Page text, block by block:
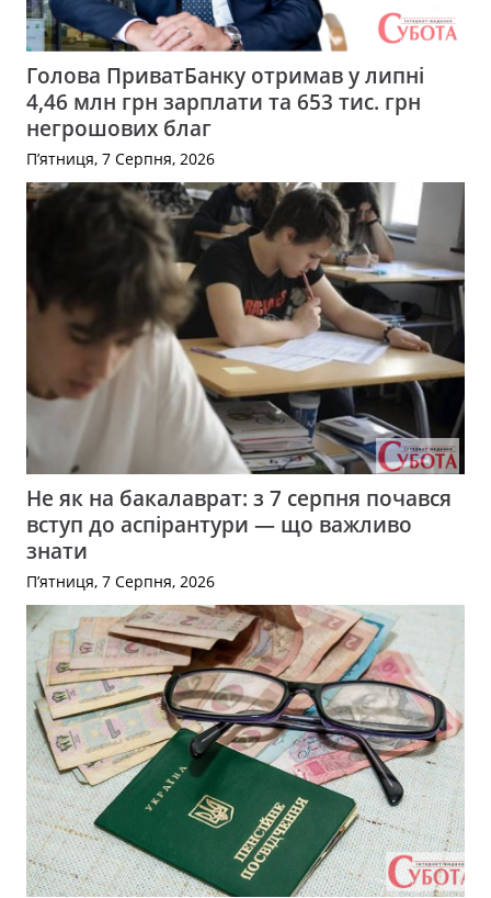
Голова ПриватБанку отримав у липні
4,46 млн грн зарплати та 653 тис. грн
негрошових благ
П’ятниця, 7 Серпня, 2026
Не як на бакалаврат: з 7 серпня почався
вступ до аспірантури — що важливо
знати
П’ятниця, 7 Серпня, 2026